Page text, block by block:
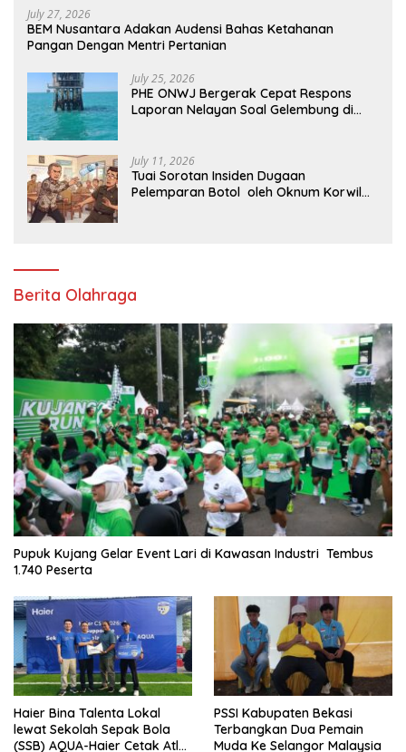
July 27, 2026
BEM Nusantara Adakan Audensi Bahas Ketahanan
Pangan Dengan Mentri Pertanian
July 25, 2026
PHE ONWJ Bergerak Cepat Respons
Laporan Nelayan Soal Gelembung di
July 11, 2026
Tuai Sorotan Insiden Dugaan
Pelemparan Botol oleh Oknum Korwil
Berita Olahraga
Pupuk Kujang Gelar Event Lari di Kawasan Industri Tembus
1.740 Peserta
Haier Bina Talenta Lokal
lewat Sekolah Sepak Bola
(SSB) AQUA-Haier Cetak Atlet
PSSI Kabupaten Bekasi
Terbangkan Dua Pemain
Muda Ke Selangor Malaysia